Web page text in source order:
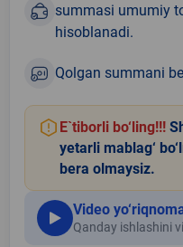
summasi umumiy
hisoblanadi.
Qolgan summani
E`tiborli bo‘ling!!!
yetarli mablag‘
bera olmaysiz.
Video
Qanday ishlashini